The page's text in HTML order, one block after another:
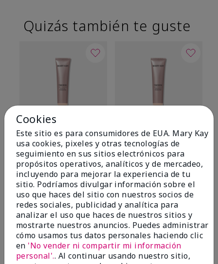
Quizás también te guste
TimeWise® Matte 3D
Foundation
Light 1​ (subtonos rosados
fríos)
$28.00
TimeWise® Luminous 3D
Foundation
Light 1​ (subtonos rosados
fríos)
$28.00
Cookies
Este sitio es para consumidores de EUA. Mary Kay
usa cookies, pixeles y otras tecnologías de
seguimiento en sus sitios electrónicos para
propósitos operativos, analíticos y de mercadeo,
incluyendo para mejorar la experiencia de tu
sitio. Podríamos divulgar información sobre el
uso que haces del sitio con nuestros socios de
redes sociales, publicidad y analítica para
analizar el uso que haces de nuestros sitios y
mostrarte nuestros anuncios. Puedes administrar
cómo usamos tus datos personales haciendo clic
en 'No vender ni compartir mi información
personal'.. Al continuar usando nuestro sitio,